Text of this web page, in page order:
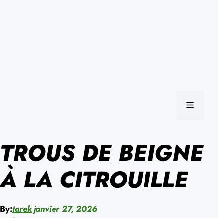
MENU
TROUS DE BEIGNE
À LA CITROUILLE
By:tarekjanvier 27, 2026